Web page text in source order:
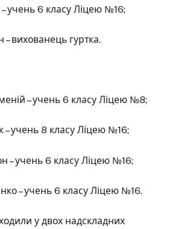
учень 6 класу Ліцею №16;
– вихованець гуртка.
– учень 6 класу Ліцею №8;
– учень 8 класу Ліцею №16;
– учень 6 класу Ліцею №16;
– учень 6 класу Ліцею №16.
у двох надскладних